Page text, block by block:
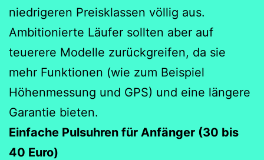
niedrigeren Preisklassen völlig aus.
Ambitionierte Läufer sollten aber auf
teuerere Modelle zurückgreifen, da sie
mehr Funktionen (wie zum Beispiel
Höhenmessung und GPS) und eine längere
Garantie bieten.
Einfache Pulsuhren für Anfänger (30 bis
40 Euro)